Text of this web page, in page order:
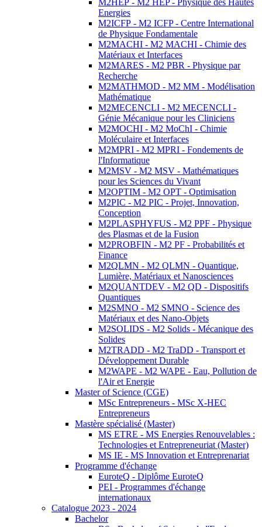
M2HEP - M2 HEP - Physique des Hautes
Energies
M2ICFP - M2 ICFP - Centre International
de Physique Fondamentale
M2MACHI - M2 MACHI - Chimie des
Matériaux et Interfaces
M2MARES - M2 PBR - Physique par
Recherche
M2MATHMOD - M2 MM - Modélisation
Mathématique
M2MECENCLI - M2 MECENCLI -
Génie Mécanique pour les Cliniciens
M2MOCHI - M2 MoChI - Chimie
Moléculaire et Interfaces
M2MPRI - M2 MPRI - Fondements de
l'Informatique
M2MSV - M2 MSV - Mathématiques
pour les Sciences du Vivant
M2OPTIM - M2 OPT - Optimisation
M2PIC - M2 PIC - Projet, Innovation,
Conception
M2PLASPHYFUS - M2 PPF - Physique
des Plasmas et de la Fusion
M2PROBFIN - M2 PF - Probabilités et
Finance
M2QLMN - M2 QLMN - Quantique,
Lumière, Matériaux et Nanosciences
M2QUANTDEV - M2 QD - Dispositifs
Quantiques
M2SMNO - M2 SMNO - Science des
Matériaux et des Nano-Objets
M2SOLIDS - M2 Solids - Mécanique des
Solides
M2TRADD - M2 TraDD - Transport et
Développement Durable
M2WAPE - M2 WAPE - Eau, Pollution de
l'Air et Energie
Master of Science (CGE)
MSc Entrepreneurs - MSc X-HEC
Entrepreneurs
Mastère spécialisé (Master)
MS ETRE - MS Energies Renouvelables :
Technologies et Entrepreneuriat (Master)
MS IE - MS Innovation et Entreprenariat
Programme d'échange
EuroteQ - Diplôme EuroteQ
PEI - Programmes d'échange
internationaux
Catalogue 2023 - 2024
Bachelor